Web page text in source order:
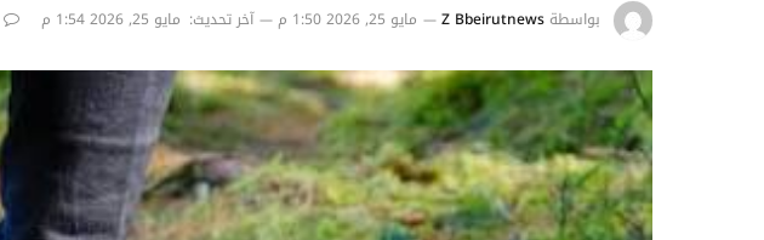
بواسطة Z Bbeirutnews مايو 25, 2026 1:50 م آخر تحديث: مايو 25, 2026 1:54 م